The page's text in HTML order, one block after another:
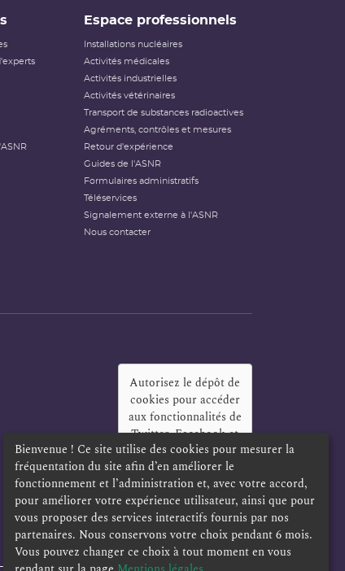
Espace professionnels
Installations nucléaires
Activités médicales
Activités industrielles
Activités vétérinaires
Transport de substances radioactives
Agréments, contrôles et mesures
Retour d'expérience
Guides de l'ASNR
Formulaires administratifs
Téléservices
Signalement externe à l'ASNR
Nous contacter
Autorisez le dépôt de
cookies pour accéder
aux fonctionnalités de
Twitter, Facebook et
LinkedIn?
Oui
Toujours
POLITIQUE DE CONFIDENTIALITÉ
Bienvenue ! Ce site utilise des cookies pour mesurer la
fréquentation du site afin d’en améliorer le
fonctionnement et l’administration et, avec votre accord,
pour améliorer votre expérience utilisateur, ainsi que pour
vous proposer des services interactifs fournis par nos
partenaires. Nous conservons votre choix pendant 6 mois.
Vous pouvez changer ce choix à tout moment en vous